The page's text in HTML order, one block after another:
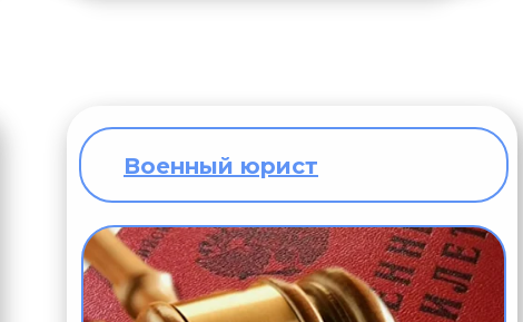
Военный юрист